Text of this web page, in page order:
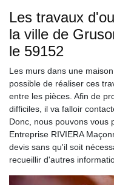
Les travaux
la ville de
le 59152
Les murs dans une
possible de réaliser ces
entre les pièces. Afin de
difficiles, il va falloir
Donc, nous pouvons vous
Entreprise RIVIERA
devis sans qu'il soit
recueillir d'autres